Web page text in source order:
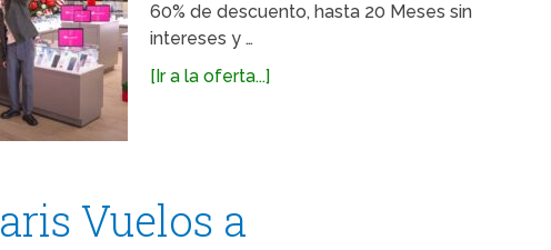
60% de descuento, hasta 20 Meses sin
intereses y …
[Ir a la oferta...]
Vuelos a